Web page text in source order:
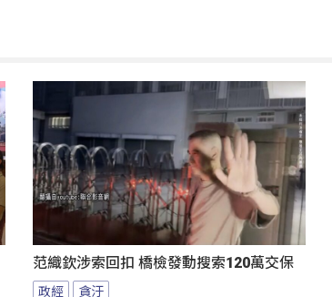
范織欽涉索回扣 橋檢發動搜索120萬交保
政經 貪汙